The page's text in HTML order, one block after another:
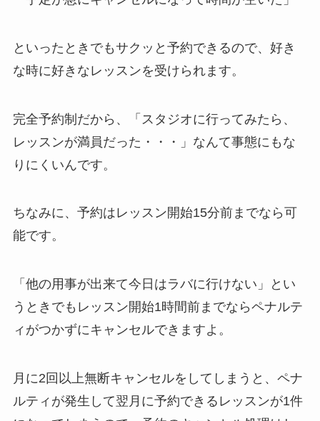
といったときでもサクッと予約できるので、好き
な時に好きなレッスンを受けられます。
完全予約制だから、
「スタジオに行ってみたら、
レッスンが満員だった・・・」 なんて事態にもな
りにくいんです。
ちなみに、予約はレッスン開始15分前までなら可
能です。
「他の用事が出来て今日はラバに行けない」
とい
うときでもレッスン開始1時間前までならペナルテ
ィがつかずにキャンセルできますよ。
月に2回以上無断キャンセルをしてしまうと、ペナ
ルティが発生して翌月に予約できるレッスンが1件